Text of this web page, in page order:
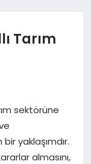
Tarım
sektörüne
yaklaşımdır.
almasını,